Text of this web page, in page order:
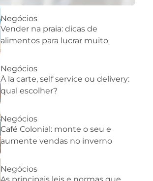
Negócios
Vender na praia: dicas de
alimentos para lucrar muito
Negócios
À la carte, self service ou delivery:
qual escolher?
Negócios
Café Colonial: monte o seu e
aumente vendas no inverno
Negócios